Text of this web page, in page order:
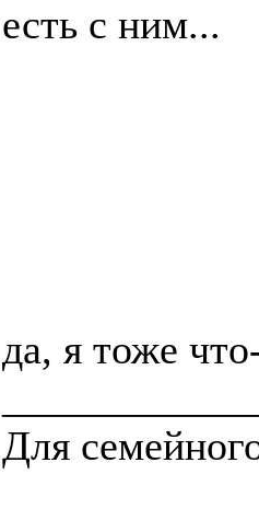
есть с ним...
да, я тоже
Для